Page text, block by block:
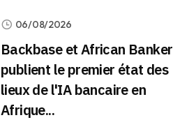
06/08/2026
Backbase et African Banker
publient le premier état des
lieux de l'IA bancaire en
Afrique...